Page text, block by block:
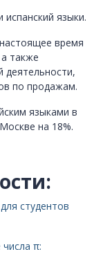
языки.
время
также
деятельности,
по продажам.
языками в
на 18%.
студентов
π: